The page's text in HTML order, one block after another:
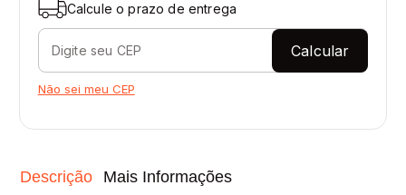
Calcule o prazo de entrega
Calcular
Não sei meu CEP
Descrição Mais Informações